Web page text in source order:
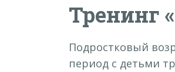
Тренинг
Подростковый
период с детьми